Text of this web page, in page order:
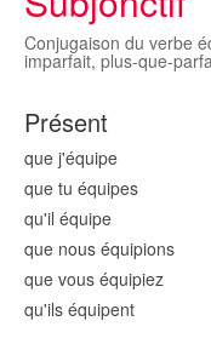
Conjugaison du verbe
imparfait, plus-que-
Présent
que j'équipe
que tu équipes
qu'il équipe
que nous équipions
que vous équipiez
qu'ils équipent